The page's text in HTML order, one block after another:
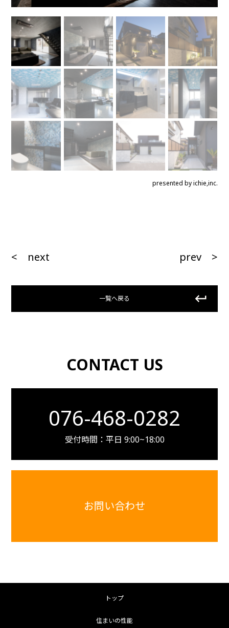
presented by ichie,inc.
< next prev >
一覧へ戻る
CONTACT US
076-468-0282
受付時間：平日 9:00~18:00
お問い合わせ
トップ
住まいの性能